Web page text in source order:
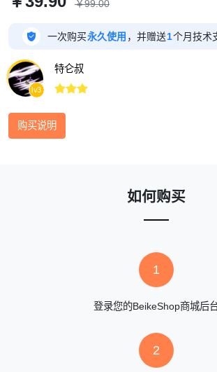
￥99.00
 一次购买永久使用 ，并赠送1个月技术
lv3
特仑叔

购买说明
如何购买
1
登录您的BeikeShop商城后
2